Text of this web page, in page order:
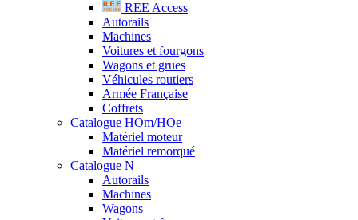
REE Access
Autorails
Machines
Voitures et fourgons
Wagons et grues
Véhicules routiers
Armée Française
Coffrets
Catalogue HOm/HOe
Matériel moteur
Matériel remorqué
Catalogue N
Autorails
Machines
Wagons